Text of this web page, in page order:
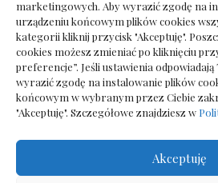
marketingowych. Aby wyrazić zgodę na
urządzeniu końcowym plików cookies
kategorii kliknij przycisk "Akceptuję".
cookies możesz zmieniać po kliknięciu
preferencje”. Jeśli ustawienia
wyrazić zgodę na instalowanie plików
końcowym w wybranym przez Ciebie
"Akceptuję". Szczegółowe znajdziesz w
Akceptuję